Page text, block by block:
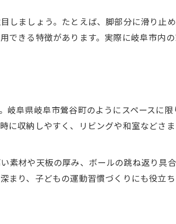
いやすい卓球施設の選び方
卓球時間を家族で体験
る気を引き出す卓球遊びの魅力
しましょう。たとえば、脚部分に滑り止
できる特徴があります。実際に岐阜市内
阜県岐阜市鶯谷町のようにスペースに
に収納しやすく、リビングや和室などさ
素材や天板の厚み、ボールの跳ね返り具
り、子どもの運動習慣づくりにも役立ち